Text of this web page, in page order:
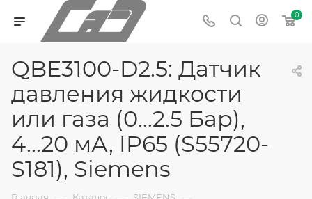
0
QBE3100-D2.5: Датчик
давления жидкости
или газа (0…2.5 Бар),
4...20 мА, IP65 (S55720-
S181), Siemens